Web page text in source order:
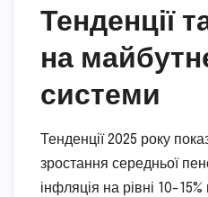
Тенденції
на
системи
Тенденції 2025 року
зростання середньої
інфляція на рівні 10-